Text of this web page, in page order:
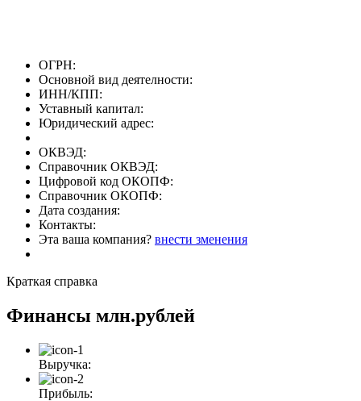
ОГРН:
Основной вид деятелности:
ИНН/КПП:
Уставный капитал:
Юридический адрес:
ОКВЭД:
Справочник ОКВЭД:
Цифровой код ОКОПФ:
Справочник ОКОПФ:
Дата создания:
Контакты:
Эта ваша компания? внести зменения
Краткая справка
Финансы млн.рублей
Выручка:
Прибыль: